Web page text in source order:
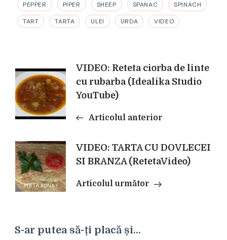
PEPPER PIPER SHEEP SPANAC SPINACH
TART TARTA ULEI URDA VIDEO
Navigare
în
articole
VIDEO: Reteta ciorba de linte
cu rubarba (Idealika Studio
YouTube)
Articolul anterior
VIDEO: TARTA CU DOVLECEI
SI BRANZA (RetetaVideo)
Articolul următor
S-ar putea să-ți placă și...